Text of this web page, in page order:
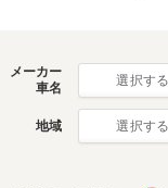
メーカー
車名
選択する
地域 選択する